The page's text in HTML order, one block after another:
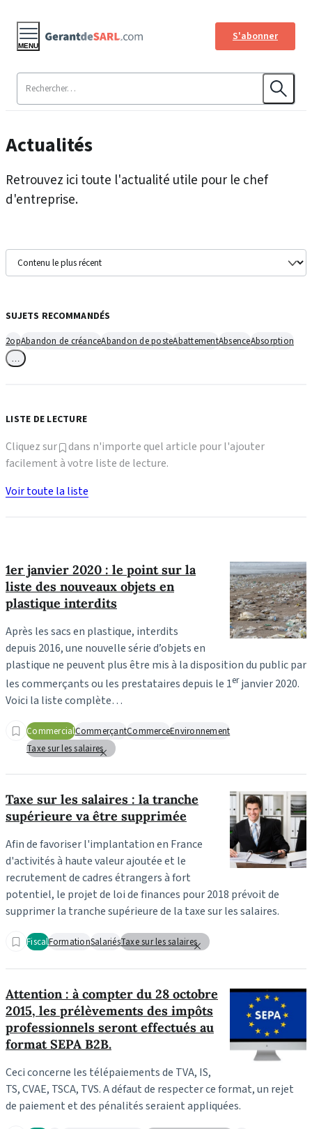
S'abonner
MENU
Actualités
Retrouvez ici toute l'actualité utile pour le chef
d'entreprise.
1er janvier 2020 : le point sur la
liste des nouveaux objets en
plastique interdits
Après les sacs en plastique, interdits
depuis 2016, une nouvelle série d’objets en
plastique ne peuvent plus être mis à la disposition du public par
les commerçants ou les prestataires depuis le 1erjanvier 2020.
Voici la liste complète…
CommercialCommerçantCommerceEnvironnement
Taxe sur les salaires
Taxe sur les salaires : la tranche
supérieure va être supprimée
Afin de favoriser l'implantation en France
d'activités à haute valeur ajoutée et le
recrutement de cadres étrangers à fort
potentiel, le projet de loi de finances pour 2018 prévoit de
supprimer la tranche supérieure de la taxe sur les salaires.
FiscalFormationSalariésTaxe sur les salaires
Attention : à compter du 28 octobre
2015, les prélèvements des impôts
professionnels seront effectués au
format SEPA B2B.
Ceci concerne les télépaiements de TVA, IS,
TS, CVAE, TSCA, TVS. A défaut de respecter ce format, un rejet
de paiement et des pénalités seraient appliquées.
SUJETS RECOMMANDÉS
2opAbandon de créanceAbandon de posteAbattementAbsenceAbsorption
LISTE DE LECTURE
Cliquez sur
dans n'importe quel article pour l'ajouter
facilement à votre liste de lecture.
Voir toute la liste